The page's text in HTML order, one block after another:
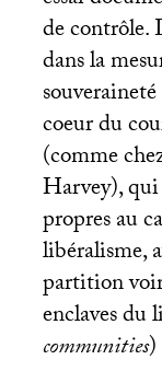
de contrôle.
dans la
coeur du
(comme
Harvey),
propres au
libéralisme,
partition
enclaves du
communities)